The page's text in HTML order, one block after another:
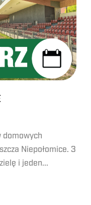
domowych
Niepołomice. 3
i jeden...